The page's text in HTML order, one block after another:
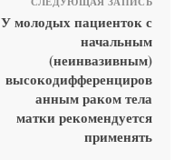
У молодых пациенток с
начальным
(неинвазивным)
высокодифференциров
анным раком тела
матки рекомендуется
применять